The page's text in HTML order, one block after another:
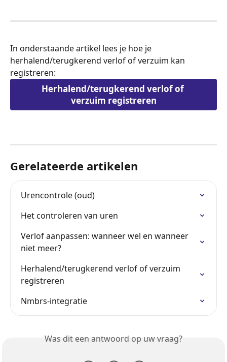
In onderstaande artikel lees je hoe je
herhalend/terugkerend verlof of verzuim kan
registreren:
Herhalend/terugkerend verlof of
verzuim registreren
Gerelateerde artikelen
Urencontrole (oud)
Het controleren van uren
Verlof aanpassen: wanneer wel en wanneer
niet meer?
Herhalend/terugkerend verlof of verzuim
registreren
Nmbrs-integratie
Was dit een antwoord op uw vraag?